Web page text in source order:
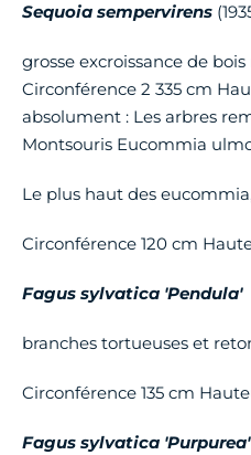
Sequoia sempervirens
grosse excroissance de
Circonférence 2 335 cm
absolument : Les arbres
Montsouris Eucommia
Le plus haut des
Circonférence 120 cm
Fagus sylvatica 'Pendula'
branches tortueuses et
Circonférence 135 cm
Fagus sylvatica 'Purpurea'